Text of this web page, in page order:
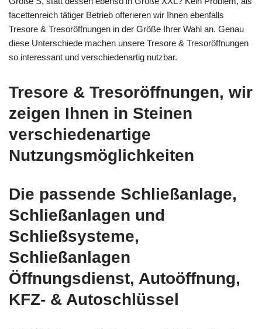
facettenreich tätiger Betrieb offerieren wir Ihnen ebenfalls
Tresore & Tresoröffnungen in der Größe Ihrer Wahl an. Genau
diese Unterschiede machen unsere Tresore & Tresoröffnungen
so interessant und verschiedenartig nutzbar.
Tresore & Tresoröffnungen, wir
zeigen Ihnen in Steinen
verschiedenartige
Nutzungsmöglichkeiten
Die passende Schließanlage,
Schließanlagen und
Schließsysteme,
Schließanlagen
Öffnungsdienst, Autoöffnung,
KFZ- & Autoschlüssel